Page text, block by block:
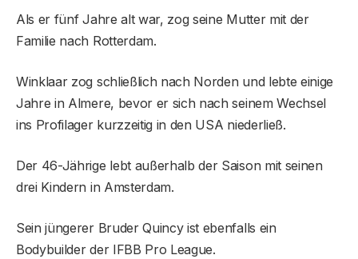
Als er fünf Jahre alt war, zog seine Mutter mit der
Familie nach Rotterdam.
Winklaar zog schließlich nach Norden und lebte einige
Jahre in Almere, bevor er sich nach seinem Wechsel
ins Profilager kurzzeitig in den USA niederließ.
Der 46-Jährige lebt außerhalb der Saison mit seinen
drei Kindern in Amsterdam.
Sein jüngerer Bruder Quincy ist ebenfalls ein
Bodybuilder der IFBB Pro League.